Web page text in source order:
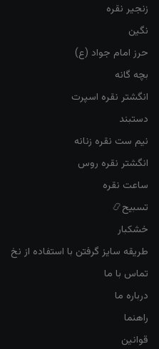
زنجیر نقره
نگین
حرز امام جواد (ع)
بچه گانه
انگشتر نقره اسپرت
دستبند
نیم ست نقره زنانه
انگشتر نقره روس
ساعت نقره
تسبیح📿
خشکبار
طریقه سایز گرفتن با استفاده از نخ
تماس با ما
درباره ما
راهنما
قوانین